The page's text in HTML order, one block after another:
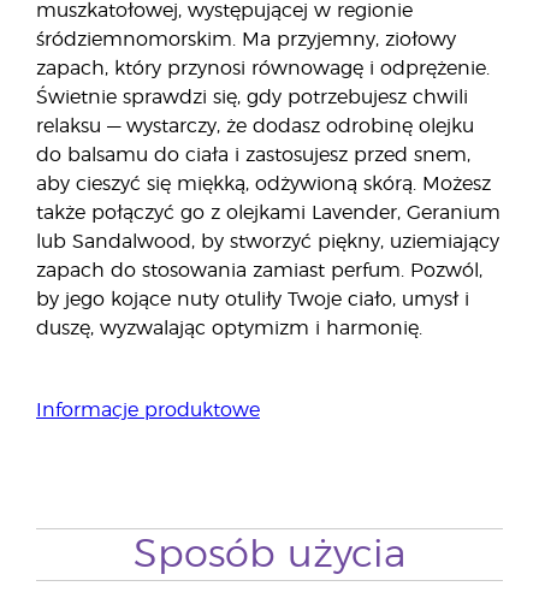
muszkatołowej, występującej w regionie
śródziemnomorskim. Ma przyjemny, ziołowy
zapach, który przynosi równowagę i odprężenie.
Świetnie sprawdzi się, gdy potrzebujesz chwili
relaksu — wystarczy, że dodasz odrobinę olejku
do balsamu do ciała i zastosujesz przed snem,
aby cieszyć się miękką, odżywioną skórą. Możesz
także połączyć go z olejkami Lavender, Geranium
lub Sandalwood, by stworzyć piękny, uziemiający
zapach do stosowania zamiast perfum. Pozwól,
by jego kojące nuty otuliły Twoje ciało, umysł i
duszę, wyzwalając optymizm i harmonię.
Informacje produktowe
Sposób użycia